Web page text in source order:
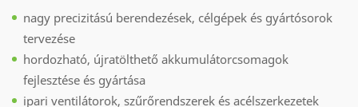
nagy precizitású berendezések, célgépek és gyártósorok
tervezése
hordozható, újratölthető akkumulátorcsomagok
fejlesztése és gyártása
ipari ventilátorok, szűrőrendszerek és acélszerkezetek